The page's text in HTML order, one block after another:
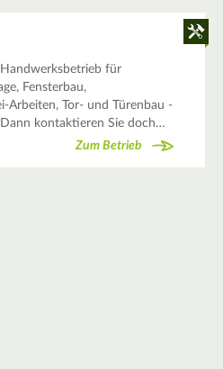
für
Fensterbau,
Arbeiten, Tor- und Türenbau -
kontaktieren Sie doch…
Zum Betrieb